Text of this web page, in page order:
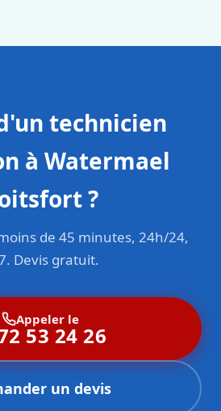
technicien
à Watermael
?
de 45 minutes, 24h/24,
Devis gratuit.
Appeler le
53 24 26
un devis